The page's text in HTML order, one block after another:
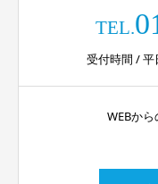
TEL.
受付時間 / 平
WEBか